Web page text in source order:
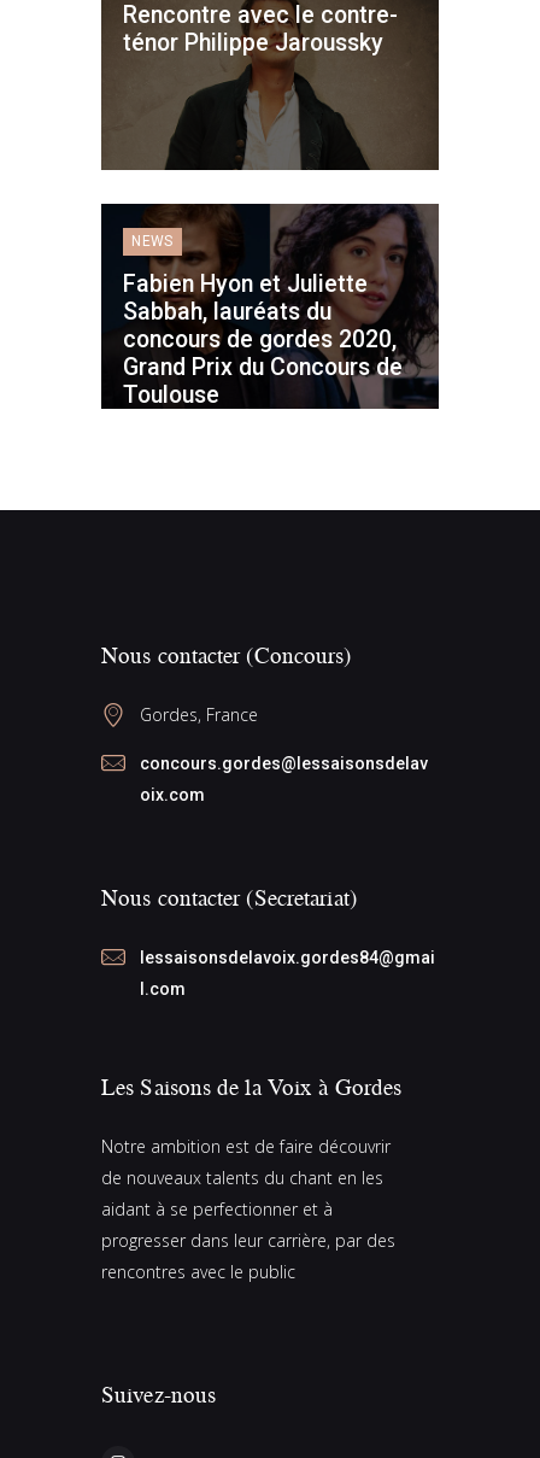
Rencontre avec le contre-
ténor Philippe Jaroussky
NEWS
Fabien Hyon et Juliette
Sabbah, lauréats du
concours de gordes 2020,
Grand Prix du Concours de
Toulouse
Nous contacter (Concours)
Gordes, France
concours.gordes@lessaisonsdelav
oix.com
Nous contacter (Secretariat)
lessaisonsdelavoix.gordes84@gmai
l.com
Les Saisons de la Voix à Gordes
Notre ambition est de faire découvrir
de nouveaux talents du chant en les
aidant à se perfectionner et à
progresser dans leur carrière, par des
rencontres avec le public
Suivez-nous